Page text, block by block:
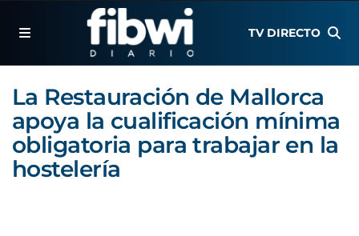
TV DIRECTO
La Restauración de Mallorca
apoya la cualificación mínima
obligatoria para trabajar en la
hostelería